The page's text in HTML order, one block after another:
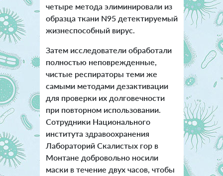
четыре метода элиминировали из
образца ткани N95 детектируемый
жизнеспособный вирус.
Затем исследователи обработали
полностью неповрежденные,
чистые респираторы теми же
самыми методами дезактивации
для проверки их долговечности
при повторном использовании.
Сотрудники Национального
института здравоохранения
Лабораторий Скалистых гор в
Монтане добровольно носили
маски в течение двух часов, чтобы